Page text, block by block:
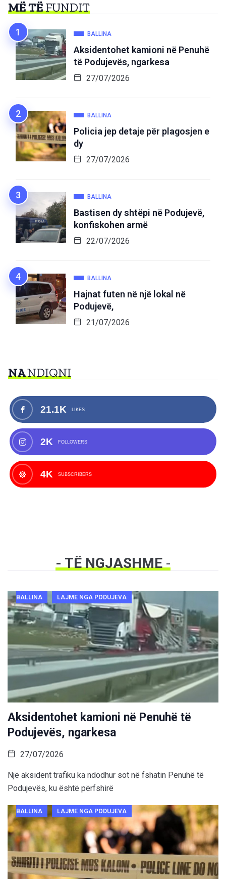
MË TËFUNDIT
BALLINA
Aksidentohet kamioni në Penuhë
të Podujevës, ngarkesa
27/07/2026
BALLINA
Policia jep detaje për plagosjen e
dy
27/07/2026
BALLINA
Bastisen dy shtëpi në Podujevë,
konfiskohen armë
22/07/2026
BALLINA
Hajnat futen në një lokal në
Podujevë,
21/07/2026
NANDIQNI
21.1K LIKES
2K FOLLOWERS
4K SUBSCRIBERS
- TË NGJASHME-
BALLINA LAJME NGA PODUJEVA
Aksidentohet kamioni në Penuhë të
Podujevës, ngarkesa
27/07/2026
Një aksident trafiku ka ndodhur sot në fshatin Penuhë të
Podujevës, ku është përfshirë
BALLINA LAJME NGA PODUJEVA